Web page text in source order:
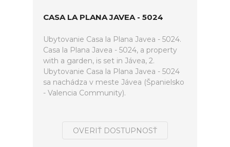
CASA LA PLANA JAVEA - 5024
Ubytovanie Casa la Plana Javea - 5024.
Casa la Plana Javea - 5024, a property
with a garden, is set in Jávea, 2.
Ubytovanie Casa la Plana Javea - 5024
sa nachádza v meste Jávea (Španielsko
- Valencia Community).
OVERIŤ DOSTUPNOSŤ